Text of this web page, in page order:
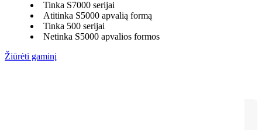
Tinka S7000 serijai
Atitinka S5000 apvalią formą
Tinka 500 serijai
Netinka S5000 apvalios formos
Žiūrėti gaminį